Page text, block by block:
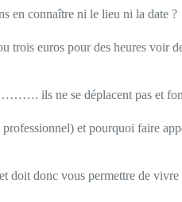
en connaître ni le lieu ni la date ?
trois euros pour des heures voir
ils ne se déplacent pas et
et pourquoi faire
doit donc vous permettre de